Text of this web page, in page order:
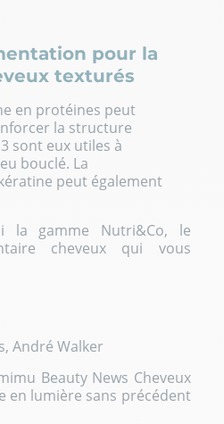
pour la
texturés
en protéines peut
la structure
sont eux utiles à
bouclé. La
peut également
la gamme Nutri&Co, le
cheveux qui vous
André Walker
Beauty News Cheveux
en lumière sans précédent